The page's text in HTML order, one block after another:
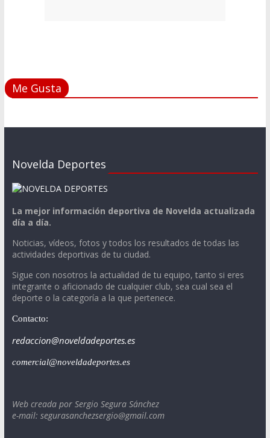
Me Gusta
Novelda Deportes
La mejor información deportiva de Novelda actualizada
día a día.
Noticias, vídeos, fotos y todos los resultados de todas las
actividades deportivas de tu ciudad.
Sigue con nosotros la actualidad de tu equipo, tanto si eres
integrante o aficionado de cualquier club, sea cual sea el
deporte o la categoría a la que pertenece.
Contacto:
redaccion@noveldadeportes.es
comercial@noveldadeportes.es
Web creada por Sergio Segura Sánchez
e-mail: segurasanchezsergio@gmail.com